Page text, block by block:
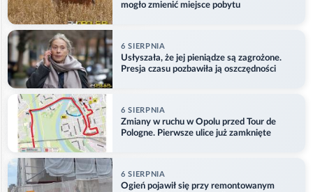
mogło zmienić miejsce pobytu
6 SIERPNIA
Usłyszała, że jej pieniądze są zagrożone.
Presja czasu pozbawiła ją oszczędności
6 SIERPNIA
Zmiany w ruchu w Opolu przed Tour de
Pologne. Pierwsze ulice już zamknięte
6 SIERPNIA
Ogień pojawił się przy remontowanym